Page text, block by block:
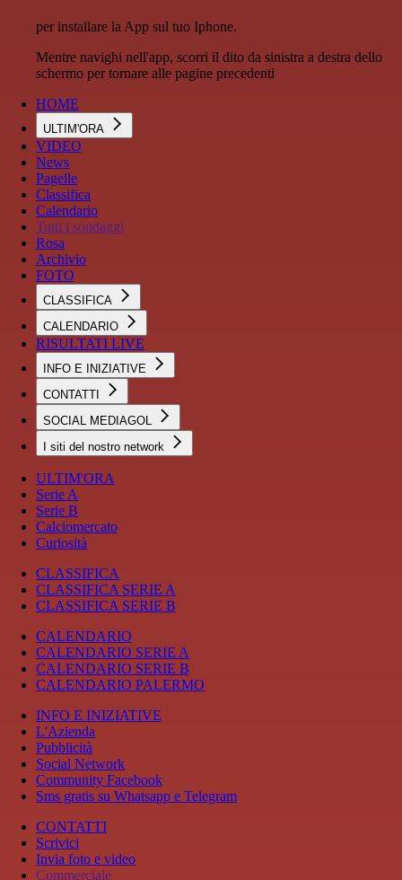
per installare la App sul tuo Iphone.
Mentre navighi nell'app, scorri il dito da sinistra a destra dello
schermo per tornare alle pagine precedenti
HOME
ULTIM'ORA
VIDEO
News
Pagelle
Classifica
Calendario
Tutti i sondaggi
Rosa
Archivio
FOTO
CLASSIFICA
CALENDARIO
RISULTATI LIVE
INFO E INIZIATIVE
CONTATTI
SOCIAL MEDIAGOL
I siti del nostro network
ULTIM'ORA
Serie A
Serie B
Calciomercato
Curiosità
CLASSIFICA
CLASSIFICA SERIE A
CLASSIFICA SERIE B
CALENDARIO
CALENDARIO SERIE A
CALENDARIO SERIE B
CALENDARIO PALERMO
INFO E INIZIATIVE
L'Azienda
Pubblicità
Social Network
Community Facebook
Sms gratis su Whatsapp e Telegram
CONTATTI
Scrivici
Invia foto e video
Commerciale